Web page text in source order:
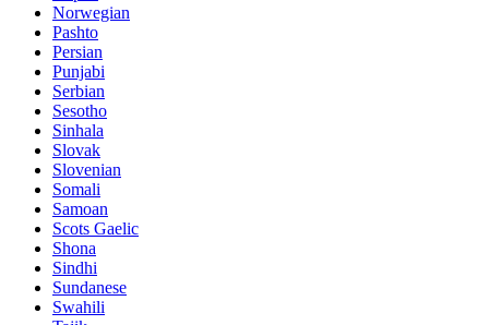
Norwegian
Pashto
Persian
Punjabi
Serbian
Sesotho
Sinhala
Slovak
Slovenian
Somali
Samoan
Scots Gaelic
Shona
Sindhi
Sundanese
Swahili